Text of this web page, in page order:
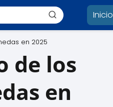
Inicio
en 2025
de los
en